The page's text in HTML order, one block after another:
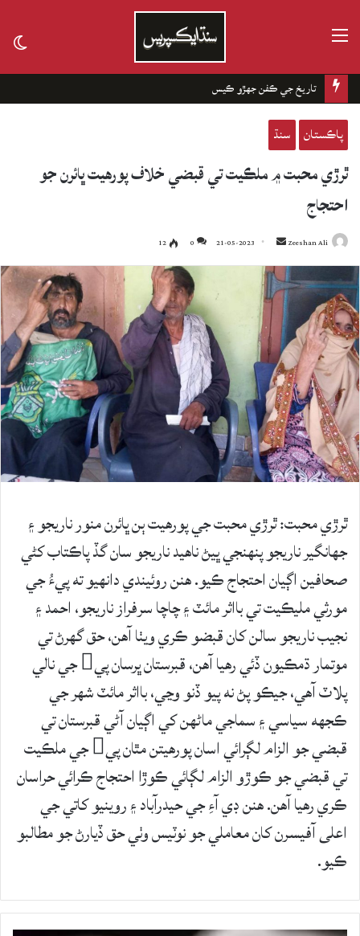
تاريخ جي ڪفن جھڙو ڪيس
پاڪستان سنڌ
ٿرڙي محبت ۾ ملڪيت تي قبضي خلاف پورهيت ڀائرن جو
احتجاج
Zeeshan Ali
Send
an
email
21-05-2023
0
12
ٿرڙي محبت: ٿرڙي محبت جي پورهيت ٻن ڀائرن منور ناريجو ۽
جهانگير ناريجو پنهنجي ڀيڻ ناهيد ناريجو سان گڏ پاڪتاب کڻي
صحافين اڳيان احتجاج ڪيو. هنن روئيندي دانهيو ته پيءُ جي
مورثي مليڪيت تي بااثر مائٽ ۽ چاچا سرفراز ناريجو، احمد ۽
نجيب ناريجو سالن کان قبضو ڪري ويٺا آهن، حق گهرڻ تي
موتمار ڌمڪيون ڏئي رهيا آهن، قبرستان ڀرسان پي جي نالي
پلاٽ آهي، جيڪو پڻ نه پيو ڏنو وڃي، بااثر مائٽ شهر جي
ڪجهه سياسي ۽ سماجي ماڻهن کي اڳيان آڻي قبرستان تي
قبضي جو الزام لڳرائي اسان پورهيتن مٿان پي جي ملڪيت
تي قبضي جو ڪوڙو الزام لڳائي ڪوڙا احتجاج ڪرائي حراسان
ڪري رهيا آهن. هنن ڊي آءِ جي حيدرآباد ۽ روينيو کاتي جي
اعلى آفيسرن کان معاملي جو نوٽيس وٺي حق ڏيارڻ جو مطالبو
ڪيو.